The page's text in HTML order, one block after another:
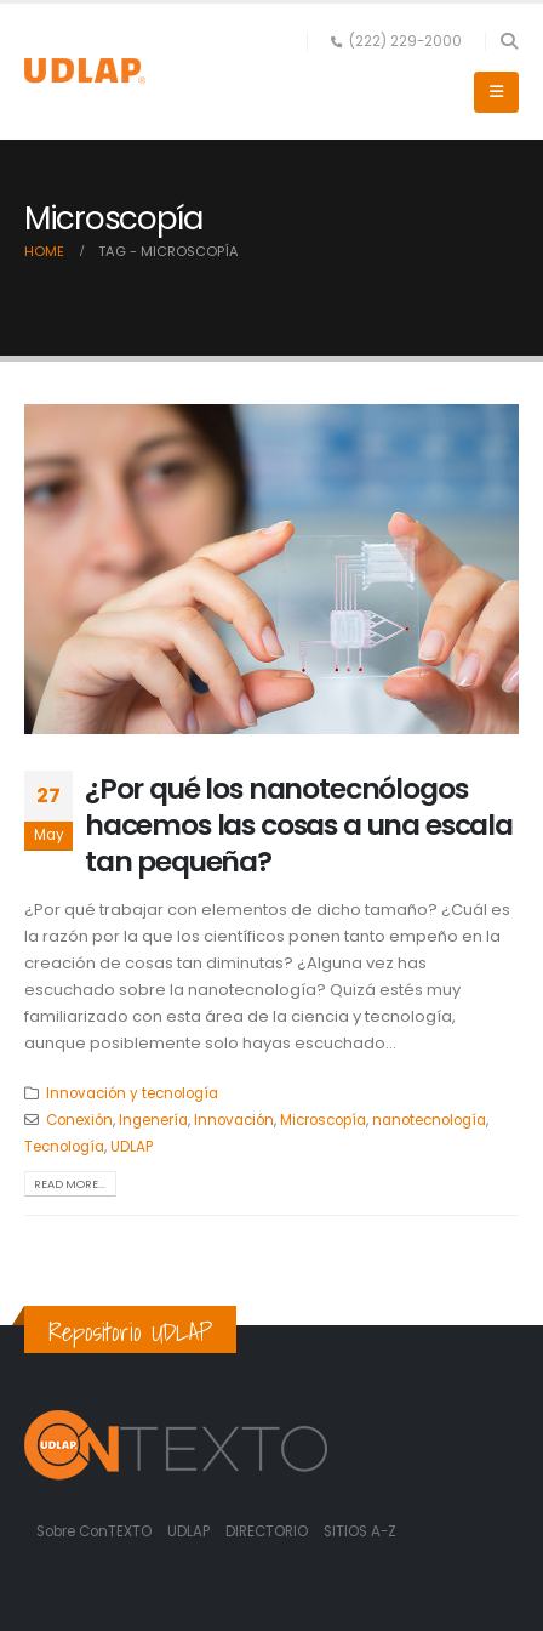
(222) 229-2000
Microscopía
HOME TAG - MICROSCOPÍA
27
May
¿Por qué los nanotecnólogos
hacemos las cosas a una escala
tan pequeña?
¿Por qué trabajar con elementos de dicho tamaño? ¿Cuál es
la razón por la que los científicos ponen tanto empeño en la
creación de cosas tan diminutas? ¿Alguna vez has
escuchado sobre la nanotecnología? Quizá estés muy
familiarizado con esta área de la ciencia y tecnología,
aunque posiblemente solo hayas escuchado...
Innovación y tecnología
Conexión,Ingenería,Innovación,Microscopía,nanotecnología,
Tecnología,UDLAP
READ MORE...
Repositorio UDLAP
Sobre ConTEXTO UDLAP DIRECTORIO SITIOS A-Z